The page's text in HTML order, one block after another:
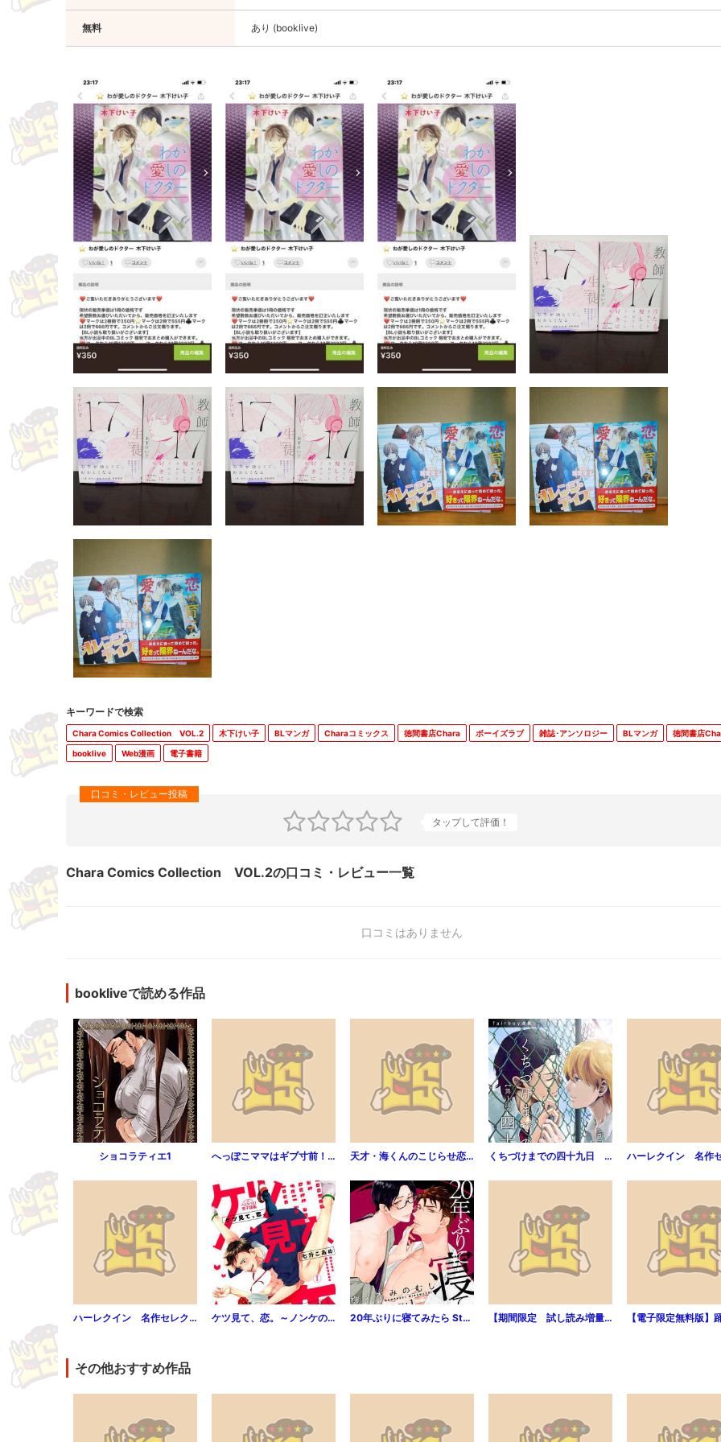
無料 あり (booklive)
Chara Comics Collection VOL.2 木下けい子 BLマンガ Charaコミックス 徳間書店Chara ボーイズラブ 雑誌･アンソロジー BLマンガ 徳間書店
booklive Web漫画 電子書籍
タップして評価！
Chara Comics Collection VOL.2の口コミ・レビュー一覧
口コミはありません
bookliveで読める作品
ショコラティエ1 へっぽこママはギブ寸前！！（分冊版） 【第1話】 天才・海くんのこじらせ恋愛事情 分冊版 3 くちづけまでの四十九日 1. 迷い寝子（ねこ）
ハーレクイン 名作セレクション vol.28 ケツ見て、恋。～ノンケの親友、ゲイの俺(1) 20年ぶりに寝てみたら Story:1 【期間限定 試し読み増量版】彼女に首ったけ（１）
その他おすすめ作品